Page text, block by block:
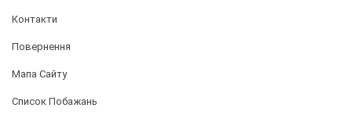
Контакти
Повернення
Мапа Сайту
Список Побажань